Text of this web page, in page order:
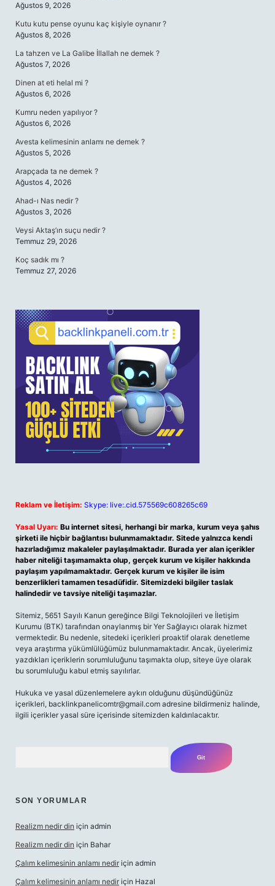
Ağustos 9, 2026
Kutu kutu pense oyunu kaç kişiyle oynanır ?
Ağustos 8, 2026
La tahzen ve La Galibe İllallah ne demek ?
Ağustos 7, 2026
Dinen at eti helal mi ?
Ağustos 6, 2026
Kumru neden yapılıyor ?
Ağustos 6, 2026
Avesta kelimesinin anlamı ne demek ?
Ağustos 5, 2026
Arapçada ta ne demek ?
Ağustos 4, 2026
Ahad-ı Nas nedir ?
Ağustos 3, 2026
Veysi Aktaş’ın suçu nedir ?
Temmuz 29, 2026
Koç sadık mı ?
Temmuz 27, 2026
Reklam ve İletişim: Skype: live:.cid.575569c608265c69
Yasal Uyarı: Bu internet sitesi, herhangi bir marka, kurum veya şahıs
şirketi ile hiçbir bağlantısı bulunmamaktadır. Sitede yalnızca kendi
hazırladığımız makaleler paylaşılmaktadır. Burada yer alan içerikler
haber niteliği taşımamakta olup, gerçek kurum ve kişiler hakkında
paylaşım yapılmamaktadır. Gerçek kurum ve kişiler ile isim
benzerlikleri tamamen tesadüfidir. Sitemizdeki bilgiler taslak
halindedir ve tavsiye niteliği taşımazlar.
Sitemiz, 5651 Sayılı Kanun gereğince Bilgi Teknolojileri ve İletişim
Kurumu (BTK) tarafından onaylanmış bir Yer Sağlayıcı olarak hizmet
vermektedir. Bu nedenle, sitedeki içerikleri proaktif olarak denetleme
veya araştırma yükümlülüğümüz bulunmamaktadır. Ancak, üyelerimiz
yazdıkları içeriklerin sorumluluğunu taşımakta olup, siteye üye olarak
bu sorumluluğu kabul etmiş sayılırlar.
Hukuka ve yasal düzenlemelere aykırı olduğunu düşündüğünüz
içerikleri, backlinkpanelicomtr@gmail.com adresine bildirmeniz halinde,
ilgili içerikler yasal süre içerisinde sitemizden kaldırılacaktır.
SON YORUMLAR
Realizm nedir din için admin
Realizm nedir din için Bahar
Çalım kelimesinin anlamı nedir için admin
Çalım kelimesinin anlamı nedir için Hazal